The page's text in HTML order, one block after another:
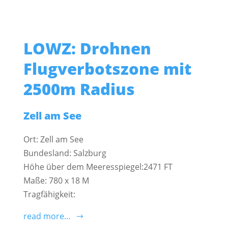
LOWZ: Drohnen
Flugverbotszone mit
2500m Radius
Zell am See
Ort: Zell am See
Bundesland: Salzburg
Höhe über dem Meeresspiegel:2471 FT
Maße: 780 x 18 M
Tragfähigkeit:
read more…